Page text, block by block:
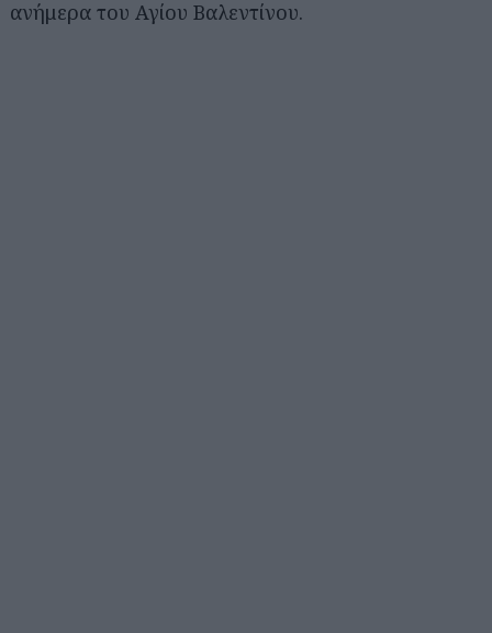
ανήμερα του Αγίου Βαλεντίνου.